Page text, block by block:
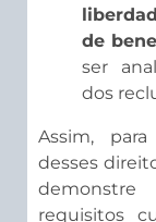
de
ser
dos
Assim,
desses
requisitos